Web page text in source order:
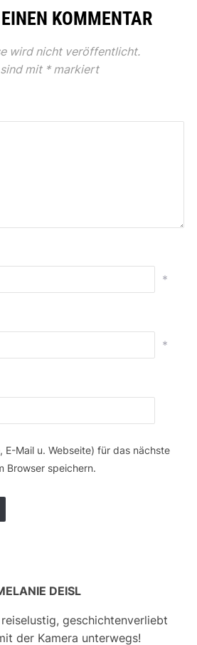
KOMMENTAR
wird nicht veröffentlicht.
mit *markiert
*
*
E-Mail u. Webseite) für das nächste
Browser speichern.
DEISL
geschichtenverliebt
der Kamera unterwegs!